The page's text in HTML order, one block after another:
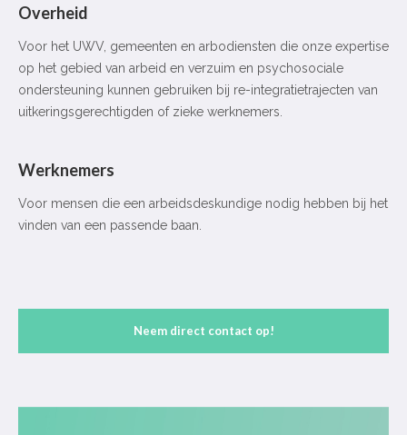
Overheid
Voor het UWV, gemeenten en arbodiensten die onze expertise
op het gebied van arbeid en verzuim en psychosociale
ondersteuning kunnen gebruiken bij re-integratietrajecten van
uitkeringsgerechtigden of zieke werknemers.
Werknemers
Voor mensen die een arbeidsdeskundige nodig hebben bij het
vinden van een passende baan.
Neem direct contact op!